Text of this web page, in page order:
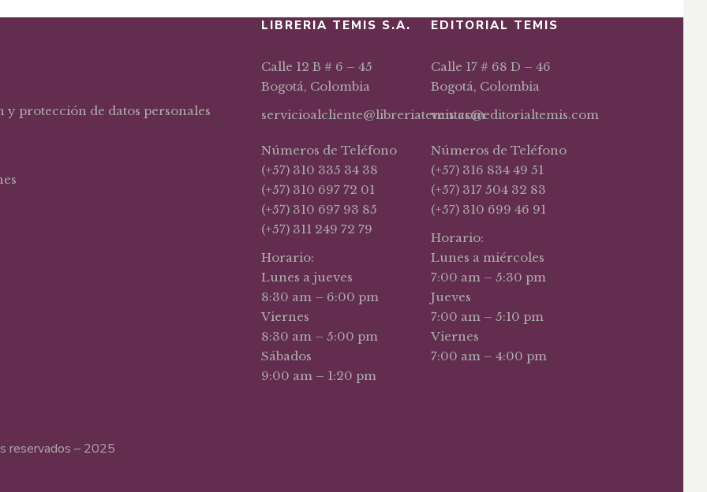
protección de datos personales
LIBRERIA TEMIS S.A.
Calle 12 B # 6 – 45
Bogotá, Colombia
servicioalcliente@libreriatemis.com
Números de Teléfono
(+57) 310 335 34 38
(+57) 310 697 72 01
(+57) 310 697 93 85
(+57) 311 249 72 79
Horario:
Lunes a jueves
8:30 am – 6:00 pm
Viernes
8:30 am – 5:00 pm
Sábados
9:00 am – 1:20 pm
EDITORIAL TEMIS
Calle 17 # 68 D – 46
Bogotá, Colombia
ventas@editorialtemis.com
Números de Teléfono
(+57) 316 834 49 51
(+57) 317 504 32 83
(+57) 310 699 46 91
Horario:
Lunes a miércoles
7:00 am – 5:30 pm
Jueves
7:00 am – 5:10 pm
Viernes
7:00 am – 4:00 pm
reservados – 2025